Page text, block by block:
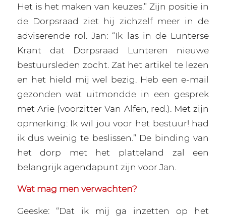
Het is het maken van keuzes.” Zijn positie in
de Dorpsraad ziet hij zichzelf meer in de
adviserende rol. Jan: “Ik las in de Lunterse
Krant dat Dorpsraad Lunteren nieuwe
bestuursleden zocht. Zat het artikel te lezen
en het hield mij wel bezig. Heb een e-mail
gezonden wat uitmondde in een gesprek
met Arie (voorzitter Van Alfen, red.). Met zijn
opmerking: Ik wil jou voor het bestuur! had
ik dus weinig te beslissen.” De binding van
het dorp met het platteland zal een
belangrijk agendapunt zijn voor Jan.
Wat mag men verwachten?
Geeske: “Dat ik mij ga inzetten op het